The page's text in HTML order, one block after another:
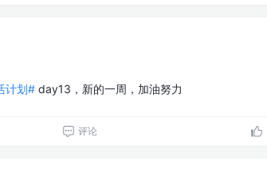
计划# day13，新的一周，加油努力
评论